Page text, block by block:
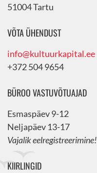
51004 Tartu
VÕTA ÜHENDUST
info@kultuurkapital.ee
+372 504 9654
BÜROO VASTUVÕTUAJAD
Esmaspäev 9-12
Neljapäev 13-17
Vajalik eelregistreerimine!
KIIRLINGID